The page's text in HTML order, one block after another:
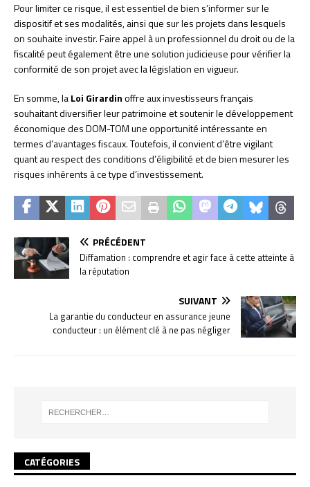
Pour limiter ce risque, il est essentiel de bien s’informer sur le
dispositif et ses modalités, ainsi que sur les projets dans lesquels
on souhaite investir. Faire appel à un professionnel du droit ou de la
fiscalité peut également être une solution judicieuse pour vérifier la
conformité de son projet avec la législation en vigueur.
En somme, laLoi Girardinoffre aux investisseurs français
souhaitant diversifier leur patrimoine et soutenir le développement
économique des DOM-TOM une opportunité intéressante en
termes d’avantages fiscaux. Toutefois, il convient d’être vigilant
quant au respect des conditions d’éligibilité et de bien mesurer les
risques inhérents à ce type d’investissement.
PRÉCÉDENT
Diffamation : comprendre et agir face à cette atteinte à
la réputation
SUIVANT
La garantie du conducteur en assurance jeune
conducteur : un élément clé à ne pas négliger
CATÉGORIES